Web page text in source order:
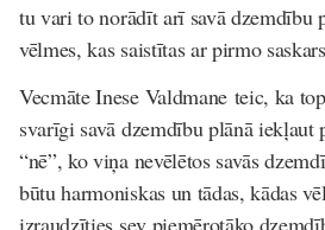
tu vari to norādīt arī savā dzemdību
vēlmes, kas saistītas ar pirmo
Vecmāte Inese Valdmane teic, ka
svarīgi savā dzemdību plānā iekļaut
“nē”, ko viņa nevēlētos savās
būtu harmoniskas un tādas, kādas
izraudzīties sev piemērotāko